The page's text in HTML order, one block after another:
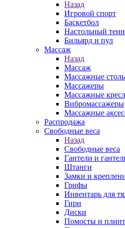
Назад
Игровой спорт
Баскетбол
Настольный
Бильярд и пул
Массаж
Назад
Массаж
Массажные
Массажеры
Массажные
Вибромассажеры
Массажные
Распродажа
Свободные веса
Назад
Свободные веса
Гантели и
Штанги
Замки и
Грифы
Инвентарь для
Гири
Диски
Помосты и